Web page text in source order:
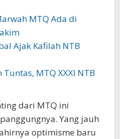
MTQ Ada di
Ajak Kafilah NTB
MTQ XXXI NTB
dari MTQ ini
Yang jauh
optimisme baru